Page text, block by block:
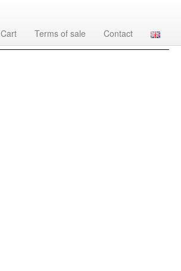
Cart Terms of sale Contact
Country Denomination Year